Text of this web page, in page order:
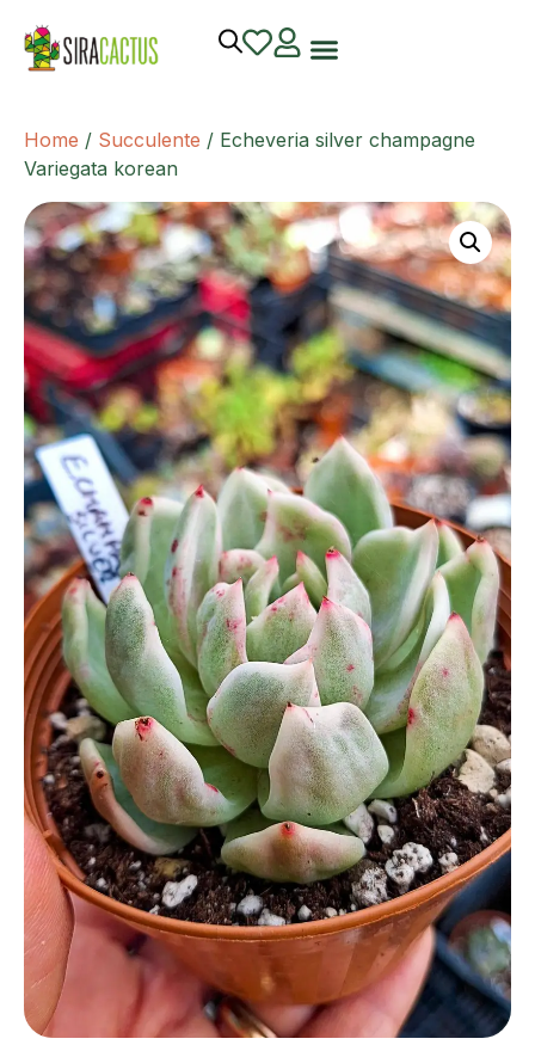
Home / Succulente / Echeveria silver champagne
Variegata korean